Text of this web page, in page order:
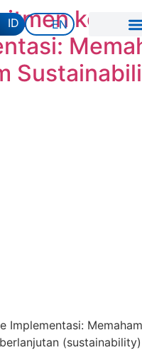
ID ENke
Implementasi: